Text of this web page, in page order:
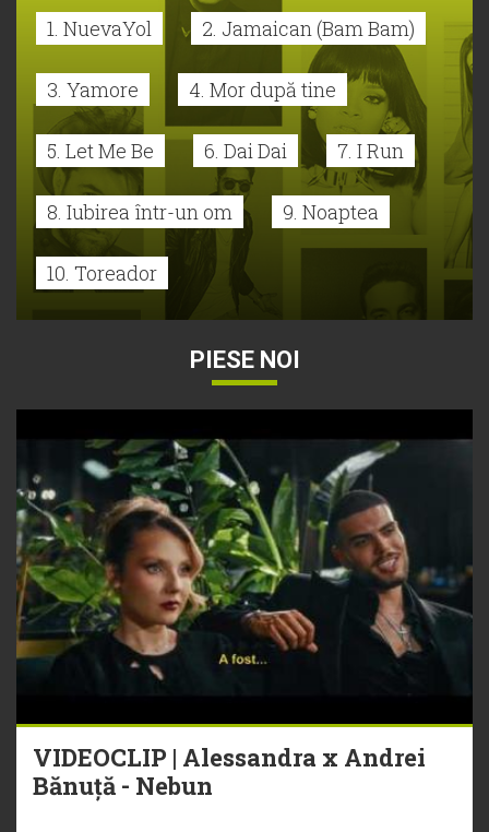
1. NuevaYol 2. Jamaican (Bam Bam)
3. Yamore 4. Mor după tine
5. Let Me Be 6. Dai Dai 7. I Run
8. Iubirea într-un om 9. Noaptea
10. Toreador
PIESE NOI
VIDEOCLIP | Alessandra x Andrei
Bănuță - Nebun